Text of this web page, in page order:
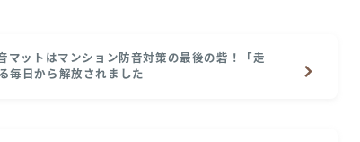
マットはマンション防音対策の最後の砦！「走
毎日から解放されました